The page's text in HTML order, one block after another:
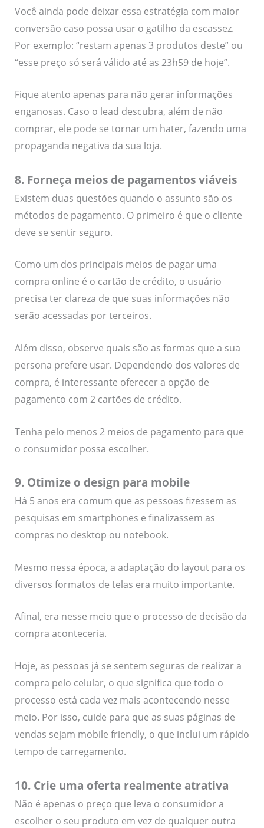
Você ainda pode deixar essa estratégia com maior
conversão caso possa usar o gatilho da escassez.
Por exemplo: “restam apenas 3 produtos deste” ou
“esse preço só será válido até as 23h59 de hoje”.
Fique atento apenas para não gerar informações
enganosas. Caso o lead descubra, além de não
comprar, ele pode se tornar um hater, fazendo uma
propaganda negativa da sua loja.
8. Forneça meios de pagamentos viáveis
Existem duas questões quando o assunto são os
métodos de pagamento. O primeiro é que o cliente
deve se sentir seguro.
Como um dos principais meios de pagar uma
compra online é o cartão de crédito, o usuário
precisa ter clareza de que suas informações não
serão acessadas por terceiros.
Além disso, observe quais são as formas que a sua
persona prefere usar. Dependendo dos valores de
compra, é interessante oferecer a opção de
pagamento com 2 cartões de crédito.
Tenha pelo menos 2 meios de pagamento para que
o consumidor possa escolher.
9. Otimize o design para mobile
Há 5 anos era comum que as pessoas fizessem as
pesquisas em smartphones e finalizassem as
compras no desktop ou notebook.
Mesmo nessa época, a adaptação do layout para os
diversos formatos de telas era muito importante.
Afinal, era nesse meio que o processo de decisão da
compra aconteceria.
Hoje, as pessoas já se sentem seguras de realizar a
compra pelo celular, o que significa que todo o
processo está cada vez mais acontecendo nesse
meio. Por isso, cuide para que as suas páginas de
vendas sejam mobile friendly, o que inclui um rápido
tempo de carregamento.
10. Crie uma oferta realmente atrativa
Não é apenas o preço que leva o consumidor a
escolher o seu produto em vez de qualquer outra